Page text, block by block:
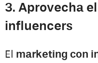
3. Aprovecha
influencers
El marketing con